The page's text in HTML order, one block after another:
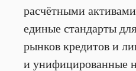
расчётными
единые стандарты
рынков кредитов и
и унифицированные